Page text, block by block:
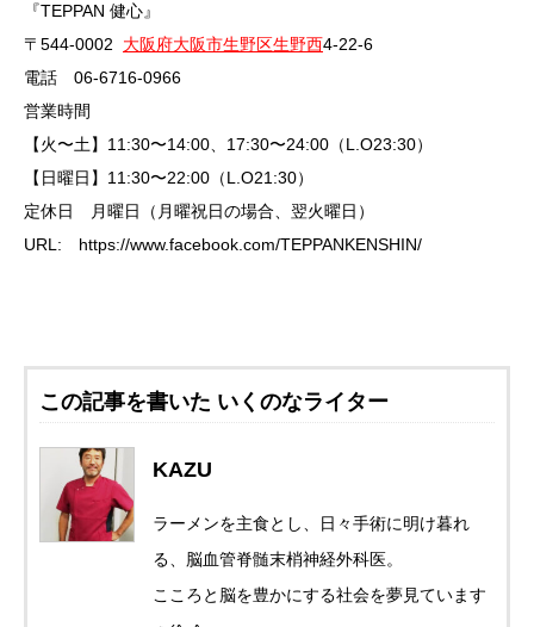
『TEPPAN 健心』
〒544-0002 大阪府大阪市生野区生野西4-22-6
電話 06-6716-0966
営業時間
【火〜土】11:30〜14:00、17:30〜24:00（L.O23:30）
【日曜日】11:30〜22:00（L.O21:30）
定休日 月曜日（月曜祝日の場合、翌火曜日）
URL: https://www.facebook.com/TEPPANKENSHIN/
この記事を書いた いくのなライター
KAZU
ラーメンを主食とし、日々手術に明け暮れ
る、脳血管脊髄末梢神経外科医。
こころと脳を豊かにする社会を夢見ています